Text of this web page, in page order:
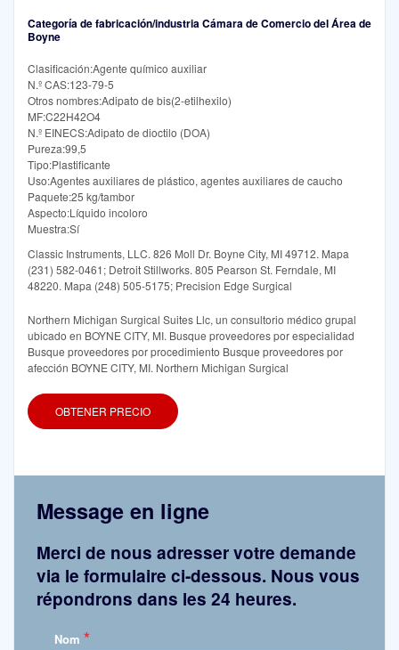
Categoría de fabricación/industria Cámara de Comercio del Área de
Boyne
Clasificación:Agente químico auxiliar
N.º CAS:123-79-5
Otros nombres:Adipato de bis(2-etilhexilo)
MF:C22H42O4
N.º EINECS:Adipato de dioctilo (DOA)
Pureza:99,5
Tipo:Plastificante
Uso:Agentes auxiliares de plástico, agentes auxiliares de caucho
Paquete:25 kg/tambor
Aspecto:Líquido incoloro
Muestra:Sí
Classic Instruments, LLC. 826 Moll Dr. Boyne City, MI 49712. Mapa
(231) 582-0461; Detroit Stillworks. 805 Pearson St. Ferndale, MI
48220. Mapa (248) 505-5175; Precision Edge Surgical
Northern Michigan Surgical Suites Llc, un consultorio médico grupal
ubicado en BOYNE CITY, MI. Busque proveedores por especialidad
Busque proveedores por procedimiento Busque proveedores por
afección BOYNE CITY, MI. Northern Michigan Surgical
OBTENER PRECIO
Message en ligne
Merci de nous adresser votre demande
via le formulaire ci-dessous. Nous vous
répondrons dans les 24 heures.
Nom *